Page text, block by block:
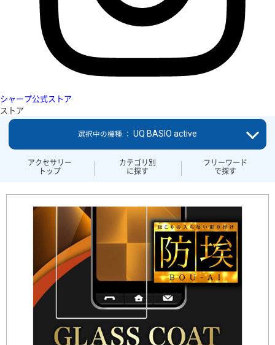
シャープ公式ストア
ストア
アクセサリー
トップ
カテゴリ別
に探す
フリーワード
で探す
選択中の機種 ： UQ BASIO active